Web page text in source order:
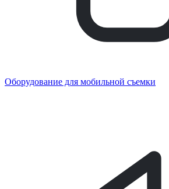
Оборудование для мобильной съемки